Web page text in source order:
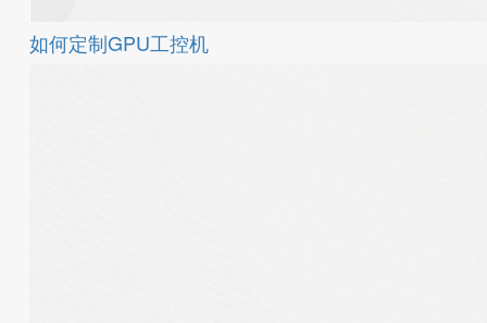
如何定制GPU工控机